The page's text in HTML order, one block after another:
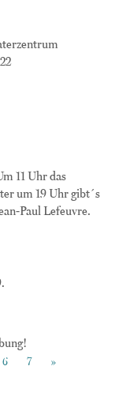
11 Uhr das
um 19 Uhr gibt´s
Paul Lefeuvre.
6 7 »